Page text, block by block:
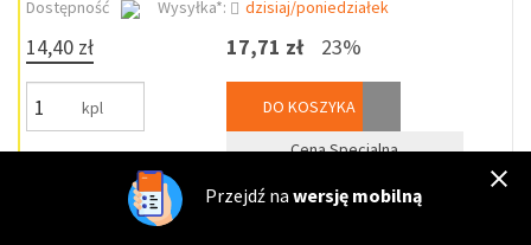
Dostępność
Wysyłka*: dzisiaj/poniedziałek
14,40 zł
kpl
17,71 zł 23%
DO KOSZYKA
Cena Specjalna
Przejdź na wersję mobilną